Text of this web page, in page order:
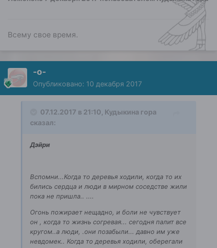
Всему свое время.
-о-
Опубликовано: 10 декабря 2017
07.12.2017 в 21:10, Кудыкина гора
сказал:
Дэйри
Вспомни...Когда то деревья ходили, когда то их
бились сердца и люди в мирном соседстве жили
пока не пришла.. ....
Огонь пожирает нещадно, и боли не чувствует
он , когда то жизнь согревая... сегодня палит все
кругом..а люди, .они позабыли... давно им уже
невдомек.. Когда то деревья ходили, оберегали